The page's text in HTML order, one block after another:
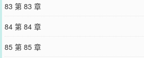
83 第 83 章
84 第 84 章
85 第 85 章